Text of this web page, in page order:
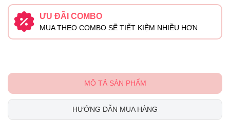
ƯU ĐÃI COMBO
MUA THEO COMBO SẼ TIẾT KIỆM NHIỀU HƠN
MÔ TẢ SẢN PHẨM
HƯỚNG DẪN MUA HÀNG